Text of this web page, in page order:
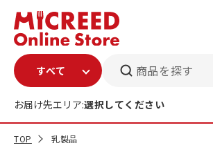
商品を探す
お届け先エリア:選択してください
TOP 乳製品